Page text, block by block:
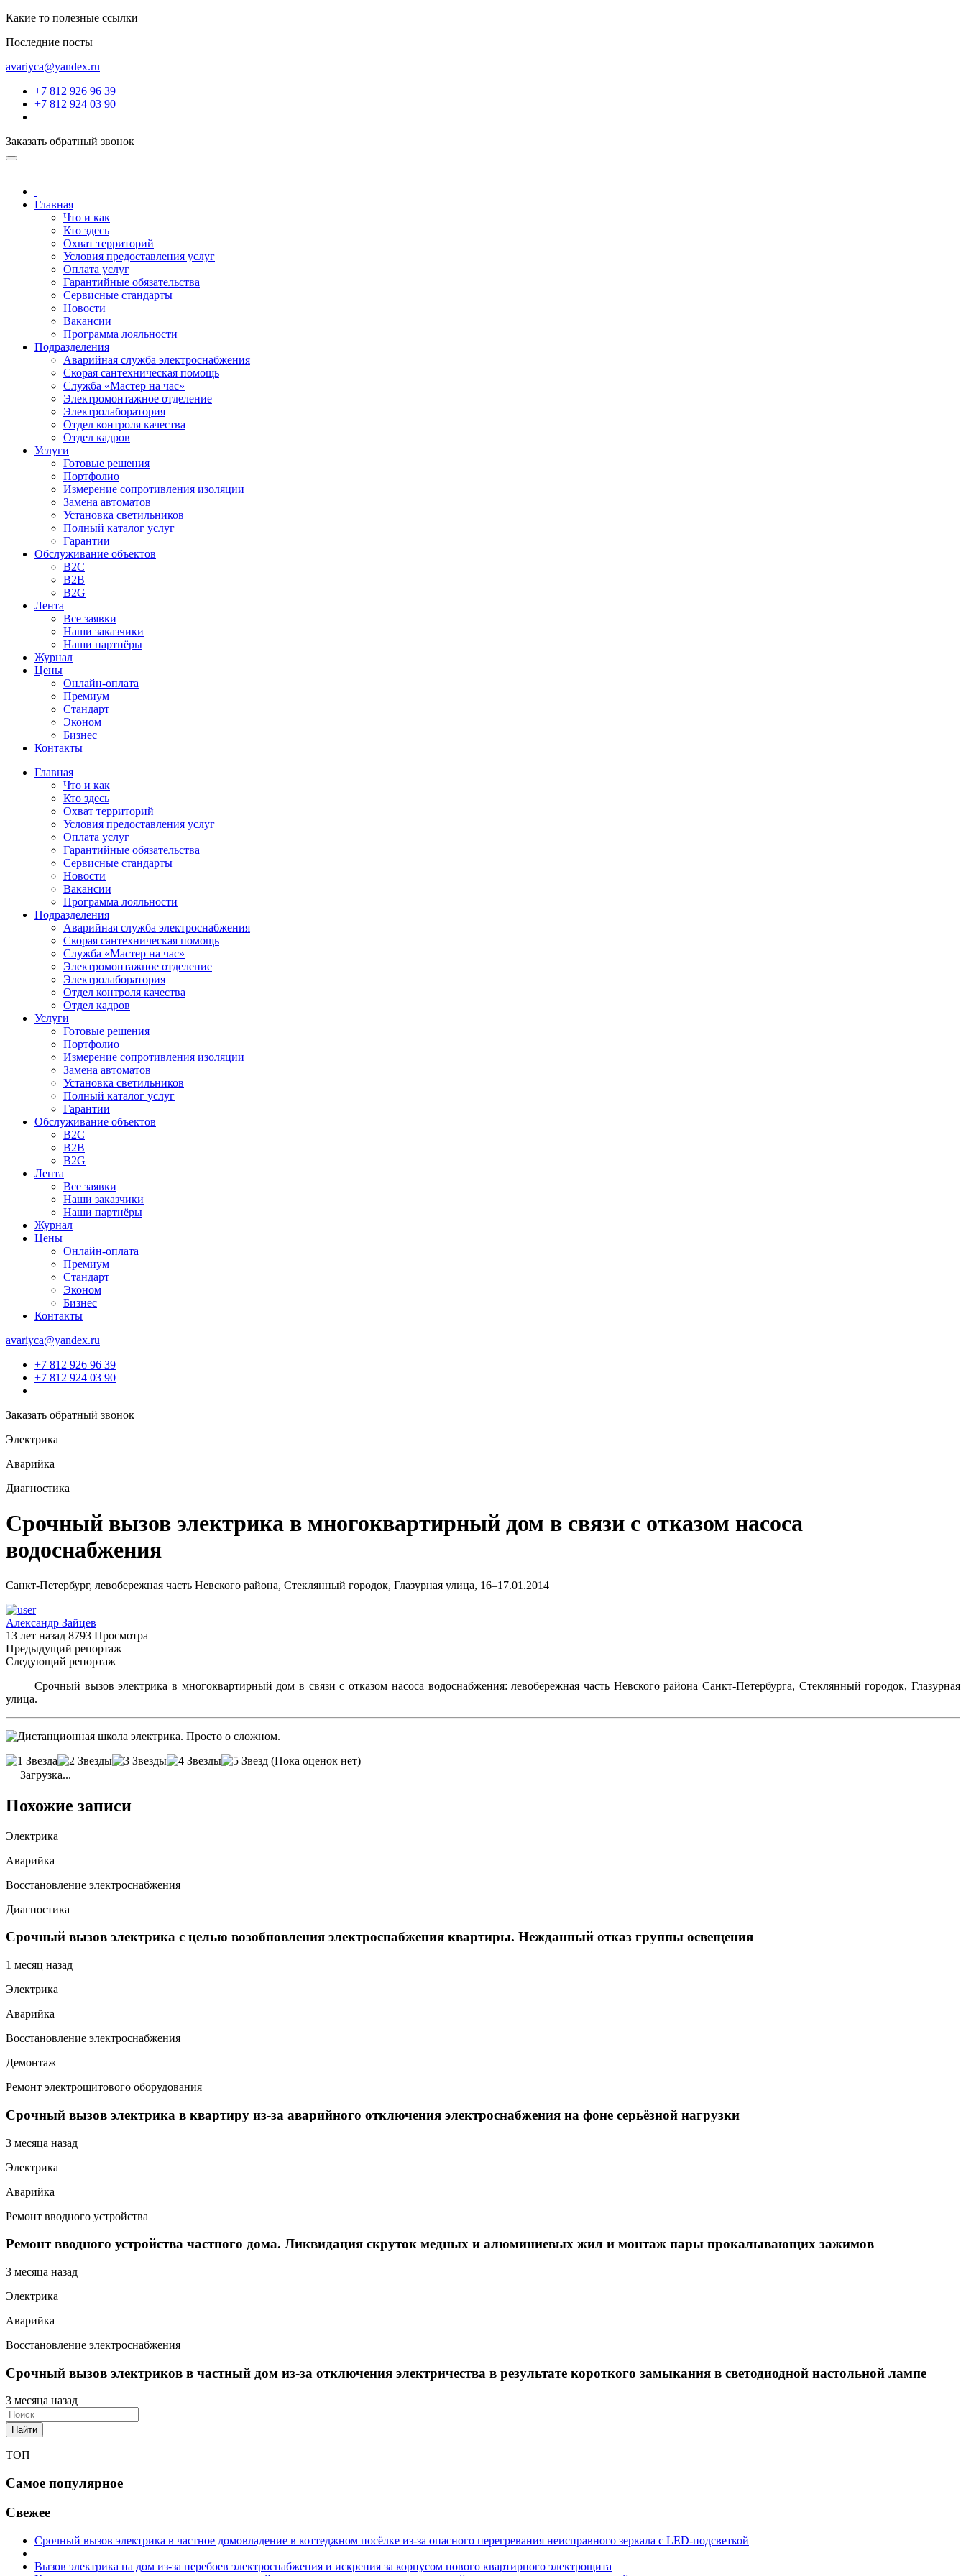
Какие то полезные ссылки
Последние посты
avariyca@yandex.ru
+7 812 926 96 39
+7 812 924 03 90
Заказать обратный звонок
Главная
Что и как
Кто здесь
Охват территорий
Условия предоставления услуг
Оплата услуг
Гарантийные обязательства
Сервисные стандарты
Новости
Вакансии
Программа лояльности
Подразделения
Аварийная служба электроснабжения
Скорая сантехническая помощь
Служба «Мастер на час»
Электромонтажное отделение
Электролаборатория
Отдел контроля качества
Отдел кадров
Услуги
Готовые решения
Портфолио
Измерение сопротивления изоляции
Замена автоматов
Установка светильников
Полный каталог услуг
Гарантии
Обслуживание объектов
B2C
B2B
B2G
Лента
Все заявки
Наши заказчики
Наши партнёры
Журнал
Цены
Онлайн-оплата
Премиум
Стандарт
Эконом
Бизнес
Контакты
Главная
Что и как
Кто здесь
Охват территорий
Условия предоставления услуг
Оплата услуг
Гарантийные обязательства
Сервисные стандарты
Новости
Вакансии
Программа лояльности
Подразделения
Аварийная служба электроснабжения
Скорая сантехническая помощь
Служба «Мастер на час»
Электромонтажное отделение
Электролаборатория
Отдел контроля качества
Отдел кадров
Услуги
Готовые решения
Портфолио
Измерение сопротивления изоляции
Замена автоматов
Установка светильников
Полный каталог услуг
Гарантии
Обслуживание объектов
B2C
B2B
B2G
Лента
Все заявки
Наши заказчики
Наши партнёры
Журнал
Цены
Онлайн-оплата
Премиум
Стандарт
Эконом
Бизнес
Контакты
avariyca@yandex.ru
+7 812 926 96 39
+7 812 924 03 90
Заказать обратный звонок
Электрика
Аварийка
Диагностика
Срочный вызов электрика в многоквартирный дом в связи с отказом насоса
водоснабжения
Санкт-Петербург, левобережная часть Невского района, Стеклянный городок, Глазурная улица, 16–17.01.2014
Александр Зайцев
13 лет назад 8793 Просмотра
Предыдущий репортаж
Следующий репортаж
Срочный вызов электрика в многоквартирный дом в связи с отказом насоса водоснабжения: левобережная часть Невского района Санкт-Петербурга, Стеклянный городок, Глазурная
улица.
(Пока оценок нет)
Загрузка...
Похожие записи
Электрика
Аварийка
Восстановление электроснабжения
Диагностика
Срочный вызов электрика с целью возобновления электроснабжения квартиры. Нежданный отказ группы освещения
1 месяц назад
Электрика
Аварийка
Восстановление электроснабжения
Демонтаж
Ремонт электрощитового оборудования
Срочный вызов электрика в квартиру из-за аварийного отключения электроснабжения на фоне серьёзной нагрузки
3 месяца назад
Электрика
Аварийка
Ремонт вводного устройства
Ремонт вводного устройства частного дома. Ликвидация скруток медных и алюминиевых жил и монтаж пары прокалывающих зажимов
3 месяца назад
Электрика
Аварийка
Восстановление электроснабжения
Срочный вызов электриков в частный дом из-за отключения электричества в результате короткого замыкания в светодиодной настольной лампе
3 месяца назад
Найти
ТОП
Самое популярное
Свежее
Срочный вызов электрика в частное домовладение в коттеджном посёлке из-за опасного перегревания неисправного зеркала с LED-подсветкой
Вызов электрика на дом из-за перебоев электроснабжения и искрения за корпусом нового квартирного электрощита